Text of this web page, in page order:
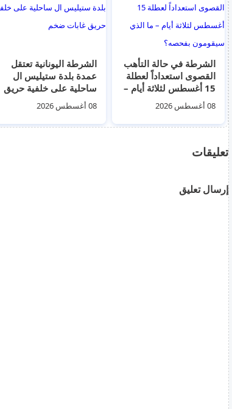
الشرطة في حالة التأهب
القصوى استعداداً لعطلة
15 أغسطس لثلاثة أيام –
ما الذي سيقومون
بفحصه؟
08 أغسطس 2026
الشرطة اليونانية تعتقل
عمدة بلدة ستيليس ال
ساحلية على خلفية حريق
غابات ضخم08 أغسطس 2026
تعليقات
إرسال تعليق